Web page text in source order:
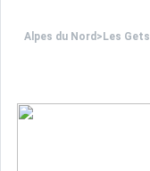
Alpes du Nord > Les Gets